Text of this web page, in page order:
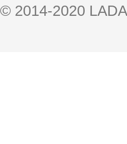
© 2014-2020